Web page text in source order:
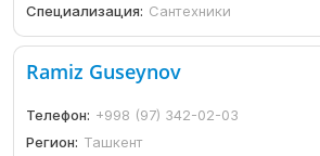
Специализация: Сантехники
Ramiz Guseynov
Телефон: +998 (97) 342-02-03
Регион: Ташкент